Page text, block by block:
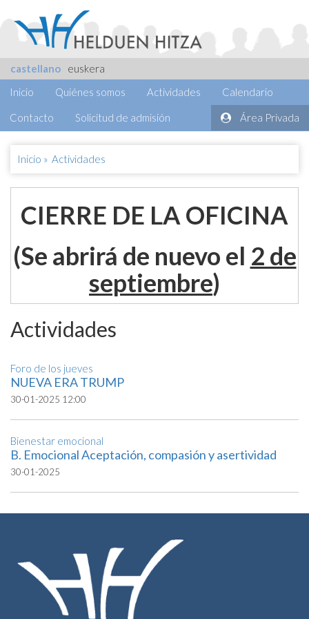
castellano
euskera
Inicio
Quiénes somos Actividades Calendario
Contacto Solicitud de admisión Área Privada
Inicio » Actividades
CIERRE DE LA OFICINA
(Se abrirá de nuevo el 2 de
septiembre)
Actividades
Foro de los jueves
NUEVA ERA TRUMP
30-01-2025 12:00
Bienestar emocional
B. Emocional Aceptación, compasión y asertividad
30-01-2025